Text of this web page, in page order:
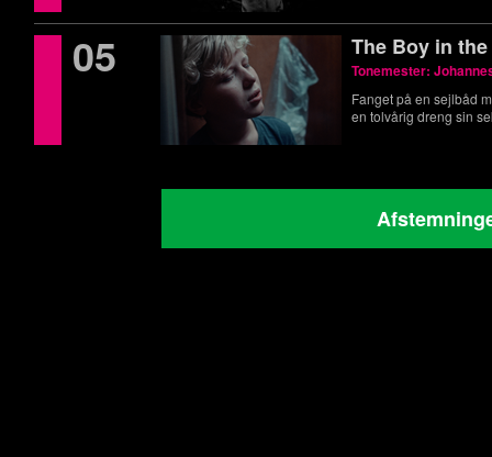
05 The Boy in
Tonemester:
Fanget på en sejlbåd
en tolvårig dreng sin